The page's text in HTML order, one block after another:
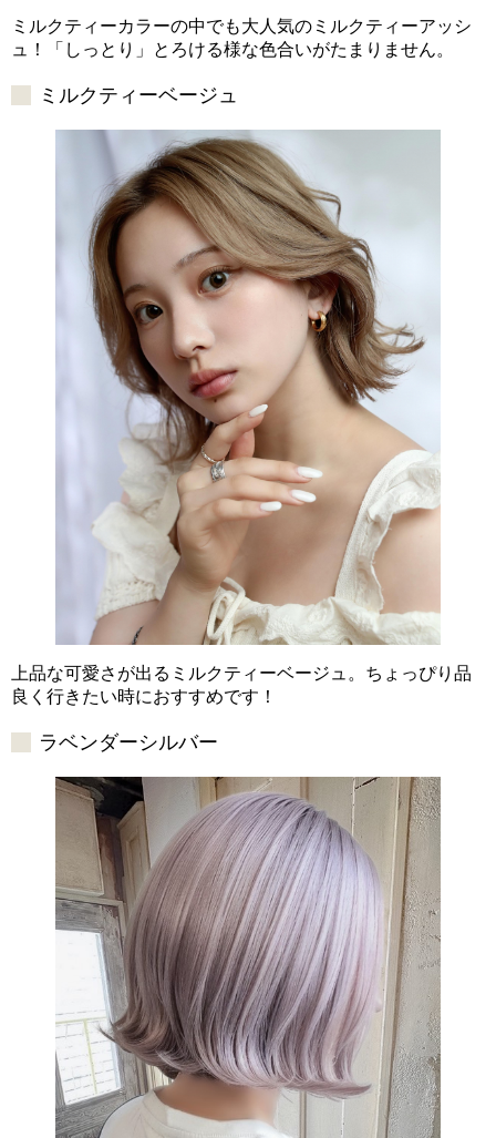
ミルクティーカラーの中でも大人気のミルクティーアッシ
ュ！「しっとり」とろける様な色合いがたまりません。
ミルクティーベージュ
上品な可愛さが出るミルクティーベージュ。ちょっぴり品
良く行きたい時におすすめです！
ラベンダーシルバー